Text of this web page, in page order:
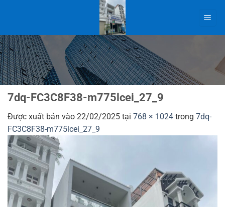
dung
7dq-FC3C8F38-m775lcei_27_9
Được xuất bản vào 22/02/2025 tại 768 × 1024 trong 7dq-
FC3C8F38-m775lcei_27_9